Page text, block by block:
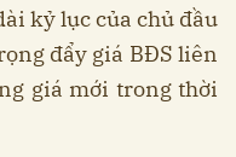
kỷ lục của chủ đầu
đẩy giá BĐS liên
giá mới trong thời